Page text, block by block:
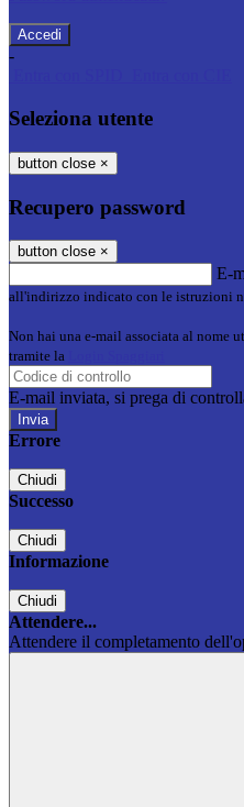
-
Seleziona utente
button close ×
Recupero password
button close ×
E-
all'indirizzo indicato con le istruzioni
Non hai una e-mail associata al nome
tramite la
E-mail inviata, si prega di
Errore
Chiudi
Successo
Chiudi
Informazione
Chiudi
Attendere...
Attendere il completamento